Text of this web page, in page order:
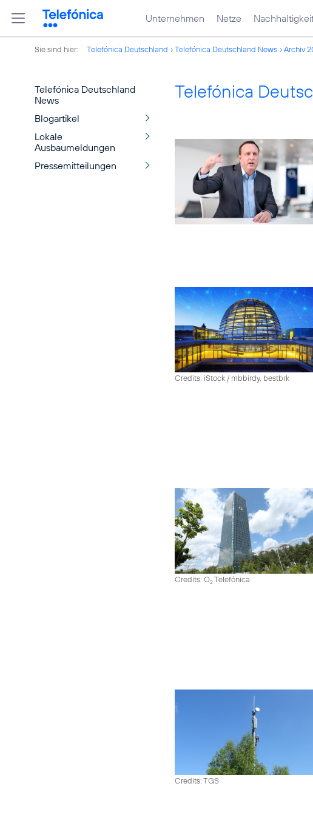
Unternehmen Netze
Sie sind hier: Telefónica Deutschland Telefónica Deutschland News Archiv
Telefónica Deutschland
News
Blogartikel
Lokale
Ausbaumeldungen
Pressemitteilungen
Telefónica
Credits: iStock / mbbirdy, bestbrk
Credits: O2Telefónica
Credits: TGS